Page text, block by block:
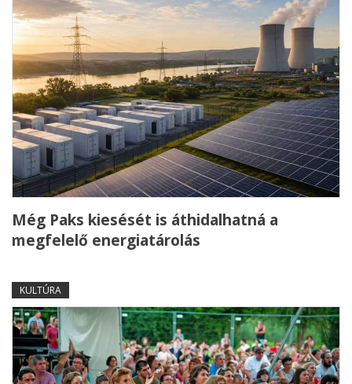
Még Paks kiesését is áthidalhatná a
megfelelő energiatárolás
KULTÚRA